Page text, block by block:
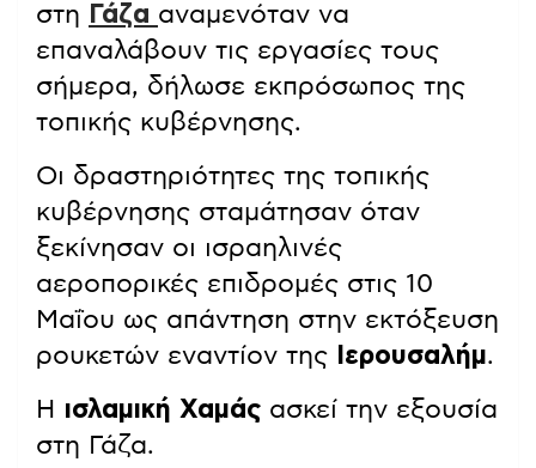
στη Γάζα αναμενόταν να
επαναλάβουν τις εργασίες τους
σήμερα, δήλωσε εκπρόσωπος της
τοπικής κυβέρνησης.
Οι δραστηριότητες της τοπικής
κυβέρνησης σταμάτησαν όταν
ξεκίνησαν οι ισραηλινές
αεροπορικές επιδρομές στις 10
Μαΐου ως απάντηση στην εκτόξευση
ρουκετών εναντίον της
Ιερουσαλήμ.
Η ισλαμική Χαμάς ασκεί την εξουσία
στη Γάζα.